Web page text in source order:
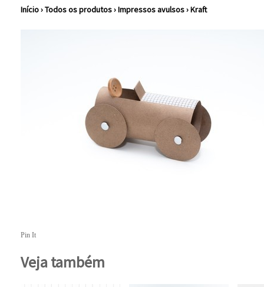
Início›Todos os produtos›Impressos avulsos›Kraft
Pin It
Veja também